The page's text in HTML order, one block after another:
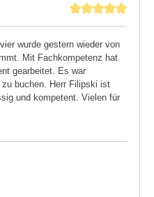
wurde gestern wieder von
Mit Fachkompetenz hat
gearbeitet. Es war
buchen. Herr Filipski ist
und kompetent. Vielen für